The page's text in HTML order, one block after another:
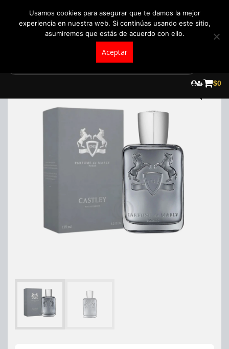
$0
Usamos cookies para asegurar que te damos la mejor
experiencia en nuestra web. Si continúas usando este sitio,
asumiremos que estás de acuerdo con ello.
Aceptar